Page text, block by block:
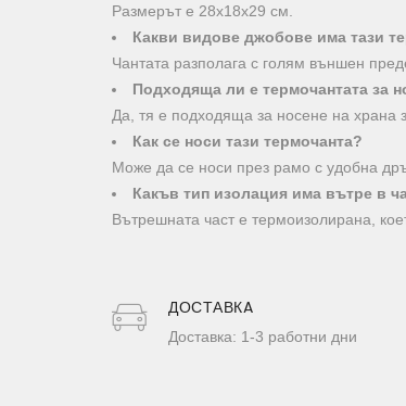
Размерът е 28х18х29 см.
Какви видове джобове има тази
Чантата разполага с голям външен
Подходяща ли е термочантата за
Да, тя е подходяща за носене на храна
Как се носи тази термочанта?
Може да се носи през рамо с удобна
Какъв тип изолация има вътре в
Вътрешната част е термоизолирана,
ДОСТАВКA
Доставка: 1-3 работни дни